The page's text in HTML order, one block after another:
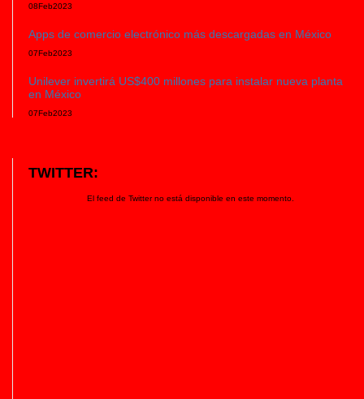
08Feb2023
Apps de comercio electrónico más descargadas en México
07Feb2023
Unilever invertirá US$400 millones para instalar nueva planta
en México
07Feb2023
TWITTER:
El feed de Twitter no está disponible en este momento.